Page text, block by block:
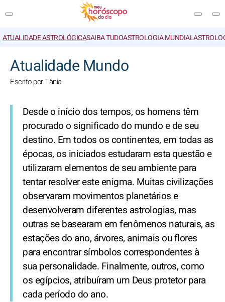
ATUALIDADE ASTROLÓGICASAIBA TUDOASTROLOGIA MUNDIAL
Atualidade Mundo
Escrito por Tânia
Desde o início dos tempos, os homens têm
procurado o significado do mundo e de seu
destino. Em todos os continentes, em todas as
épocas, os iniciados estudaram esta questão e
utilizaram elementos de seu ambiente para
tentar resolver este enigma. Muitas civilizações
observaram movimentos planetários e
desenvolveram diferentes astrologias, mas
outras se basearam em fenômenos naturais, as
estações do ano, árvores, animais ou flores
para encontrar símbolos correspondentes à
sua personalidade. Finalmente, outros, como
os egípcios, atribuíram um Deus protetor para
cada período do ano.